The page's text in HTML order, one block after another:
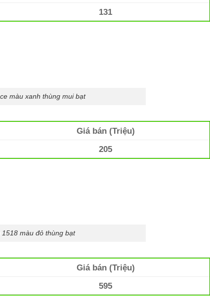
131
màu xanh thùng mui bạt
Giá bán (Triệu)
205
màu đỏ thùng bạt
Giá bán (Triệu)
595